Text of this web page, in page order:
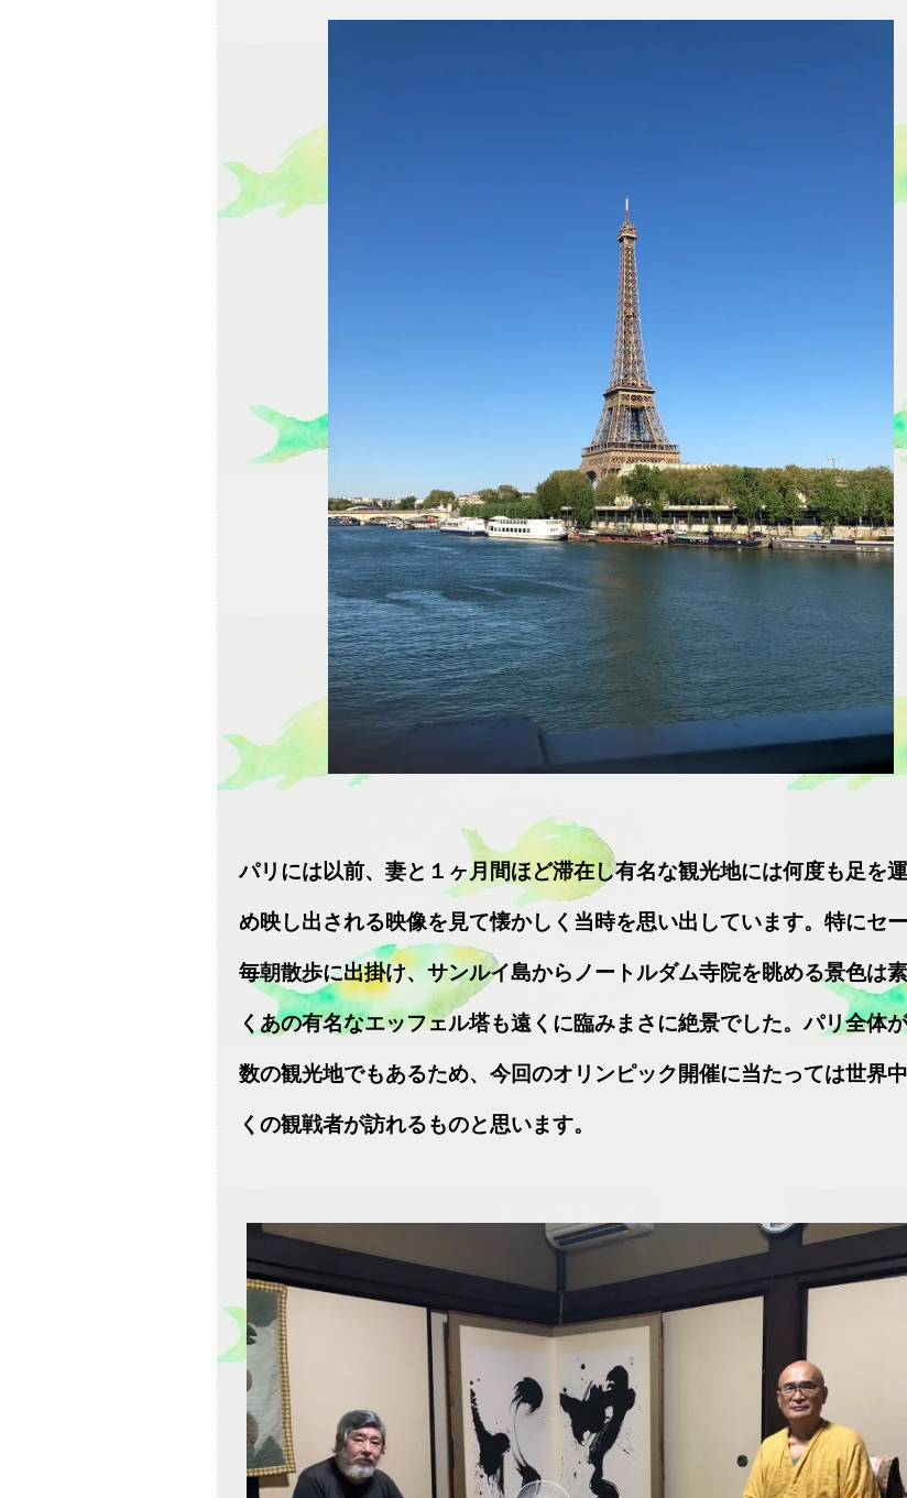
パリには以前、妻と１ヶ月間ほど滞在し有名な観光地には何度も足を
め映し出される映像を見て懐かしく当時を思い出しています。特にセ
毎朝散歩に出掛け、サンルイ島からノートルダム寺院を眺める景色は
くあの有名なエッフェル塔も遠くに臨みまさに絶景でした。パリ全体
数の観光地でもあるため、今回のオリンピック開催に当たっては世界
くの観戦者が訪れるものと思います。